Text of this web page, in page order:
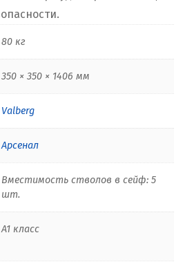
80 кг
350 × 350 × 1406 мм
Valberg
Арсенал
Вместимость стволов в сейф: 5
шт.
A1 класс